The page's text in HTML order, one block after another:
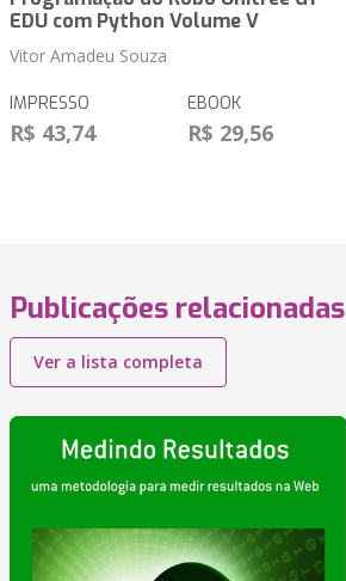
EDU com Python Volume V
Vitor Amadeu Souza
IMPRESSO
R$ 43,74
EBOOK
R$ 29,56
Publicações relacionadas
Ver a lista completa